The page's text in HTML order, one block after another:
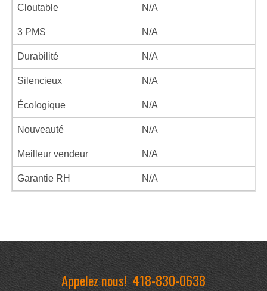
Cloutable N/A
3 PMS N/A
Durabilité N/A
Silencieux N/A
Écologique N/A
Nouveauté N/A
Meilleur vendeur N/A
Garantie RH N/A
Appelez nous!418-830-0638